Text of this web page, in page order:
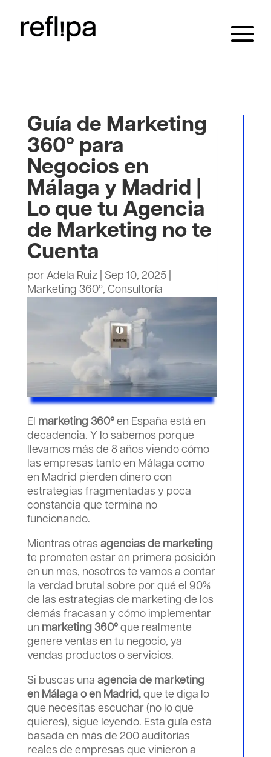
Guía de Marketing
360º para
Negocios en
Málaga y Madrid |
Lo que tu Agencia
de Marketing no te
Cuenta
por Adela Ruiz| Sep 10, 2025|
Marketing 360º, Consultoría
El marketing 360ºen España está en
decadencia. Y lo sabemos porque
llevamos más de 8 años viendo cómo
las empresas tanto en Málaga como
en Madrid pierden dinero con
estrategias fragmentadas y poca
constancia que termina no
funcionando.
Mientras otras agencias de marketing
te prometen estar en primera posición
en un mes, nosotros te vamos a contar
la verdad brutal sobre por qué el 90%
de las estrategias de marketing de los
demás fracasan y cómo implementar
un marketing 360ºque realmente
genere ventas en tu negocio, ya
vendas productos o servicios.
Si buscas una agencia de marketing
en Málaga o en Madrid,que te diga lo
que necesitas escuchar (no lo que
quieres), sigue leyendo. Esta guía está
basada en más de 200 auditorías
reales de empresas que vinieron a